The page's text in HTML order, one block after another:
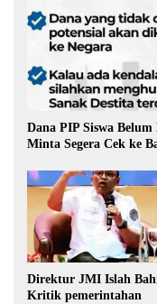
Dana PIP Siswa
Minta Segera Cek ke
Direktur JMI Islah
Kritik pemerintahan